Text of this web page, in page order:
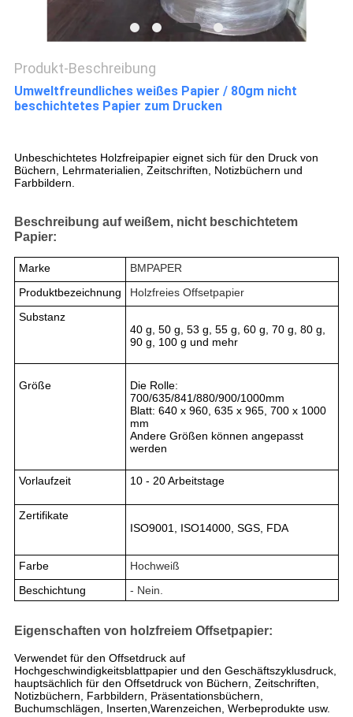
Produkt-Beschreibung
Umweltfreundliches weißes Papier / 80gm nicht
beschichtetes Papier zum Drucken
Unbeschichtetes Holzfreipapier eignet sich für den Druck von
Büchern, Lehrmaterialien, Zeitschriften, Notizbüchern und
Farbbildern.
Beschreibung auf weißem, nicht beschichtetem
Papier:
Marke
BMPAPER
Produktbezeichnung
Holzfreies Offsetpapier
Substanz
40 g, 50 g, 53 g, 55 g, 60 g, 70 g, 80 g,
90 g, 100 g und mehr
Größe
Die Rolle:
700/635/841/880/900/1000mm
Blatt: 640 x 960, 635 x 965, 700 x 1000
mm
Andere Größen können angepasst
werden
Vorlaufzeit 10 - 20 Arbeitstage
Zertifikate
ISO9001, ISO14000, SGS, FDA
Farbe
Hochweiß
Beschichtung
- Nein.
Eigenschaften von holzfreiem Offsetpapier:
Verwendet für den Offsetdruck auf
Hochgeschwindigkeitsblattpapier und den Geschäftszyklusdruck,
hauptsächlich für den Offsetdruck von Büchern, Zeitschriften,
Notizbüchern, Farbbildern, Präsentationsbüchern,
Buchumschlägen, Inserten,Warenzeichen, Werbeprodukte usw.